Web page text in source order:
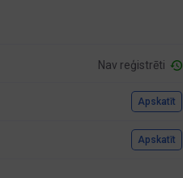
Nav reģistrēti
Apskatīt
Apskatīt